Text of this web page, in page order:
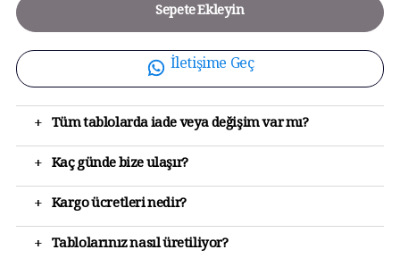
Sepete Ekleyin
İletişime Geç
+ Tüm tablolarda iade veya değişim var mı?
+ Kaç günde bize ulaşır?
+ Kargo ücretleri nedir?
+ Tablolarınız nasıl üretiliyor?